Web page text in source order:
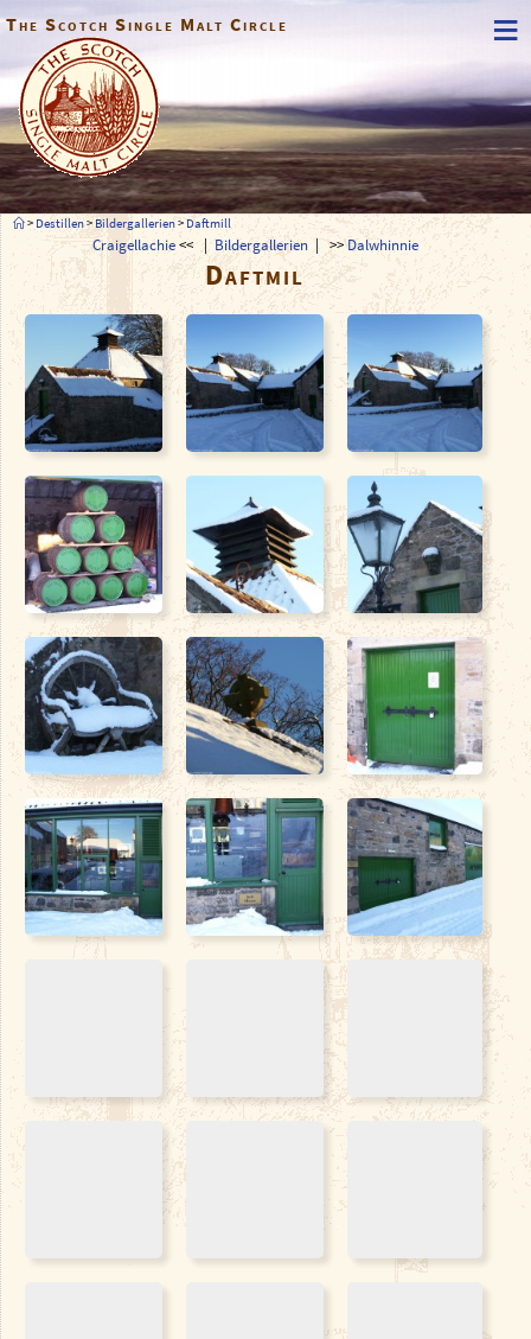
≡
The Scotch Single Malt Circle
> Destillen> Bildergallerien> Daftmill
Craigellachie<< | Bildergallerien| >> Dalwhinnie
Daftmil